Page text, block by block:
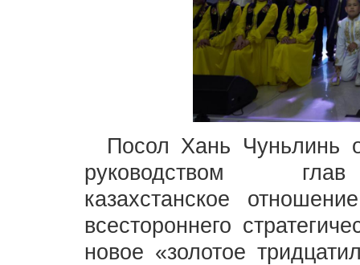
Посол Хань Чуньлинь
руководством г
казахстанское отношение
всестороннего
новое «золотое